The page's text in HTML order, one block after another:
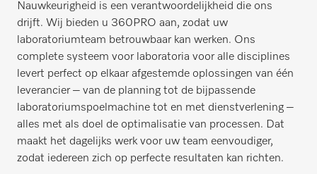
Nauwkeurigheid is een verantwoordelijkheid die ons
drijft. Wij bieden u 360PRO aan, zodat uw
laboratoriumteam betrouwbaar kan werken. Ons
complete systeem voor laboratoria voor alle disciplines
levert perfect op elkaar afgestemde oplossingen van één
leverancier – van de planning tot de bijpassende
laboratoriumspoelmachine tot en met dienstverlening –
alles met als doel de optimalisatie van processen. Dat
maakt het dagelijks werk voor uw team eenvoudiger,
zodat iedereen zich op perfecte resultaten kan richten.